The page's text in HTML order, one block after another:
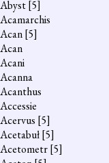
Abyst[5]
Acamarchis
Acan[5]
Acan
Acani
Acanna
Acanthus
Accessie
Acervus [5]
Acetabuł[5]
Acetometr[5]